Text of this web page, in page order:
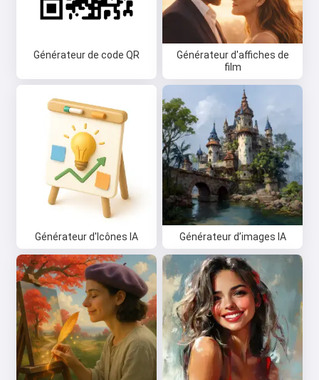
Générateur de code QR
Générateur d'affiches de
film
Générateur d'Icônes IA Générateur d’images IA